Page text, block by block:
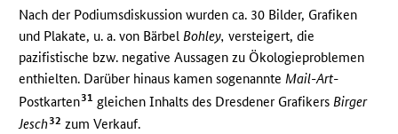
Nach der Podiumsdiskussion wurden ca. 30 Bilder, Grafiken
und Plakate, u. a. von Bärbel Bohley, versteigert, die
pazifistische bzw. negative Aussagen zu Ökologieproblemen
enthielten. Darüber hinaus kamen sogenannte Mail-Art-
Postkarten31 gleichen Inhalts des Dresdener Grafikers Birger
Jesch32 zum Verkauf.